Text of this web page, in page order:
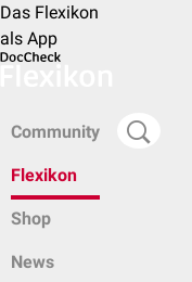
Das Flexikon
als App
Community
Flexikon
Shop
News